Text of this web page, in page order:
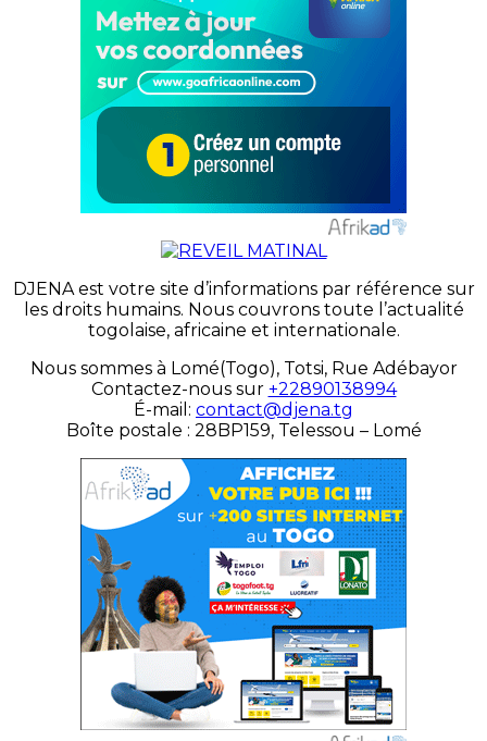
DJENA est votre site d’informations par référence sur
les droits humains. Nous couvrons toute l’actualité
togolaise, africaine et internationale.
Nous sommes à Lomé(Togo), Totsi, Rue Adébayor
Contactez-nous sur +22890138994
É-mail: contact@djena.tg
Boîte postale : 28BP159, Telessou – Lomé